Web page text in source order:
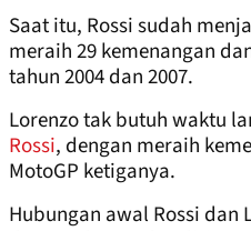
Saat itu, Rossi sudah
meraih 29 kemenangan
tahun 2004 dan 2007.
Lorenzo tak butuh waktu
Rossi, dengan meraih
MotoGP ketiganya.
Hubungan awal Rossi